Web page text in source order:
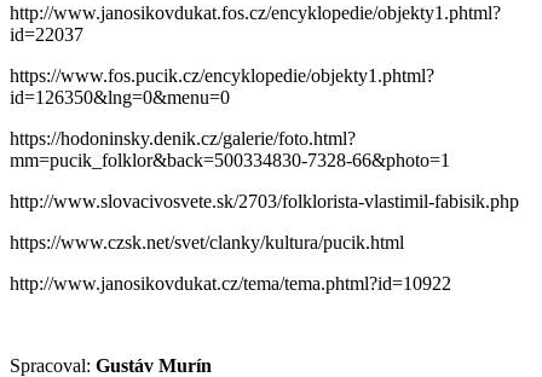
http://www.janosikovdukat.fos.cz/encyklopedie/objekty1.phtml?
id=22037
https://www.fos.pucik.cz/encyklopedie/objekty1.phtml?
id=126350&lng=0&menu=0
https://hodoninsky.denik.cz/galerie/foto.html?
mm=pucik_folklor&back=500334830-7328-66&photo=1
http://www.slovacivosvete.sk/2703/folklorista-vlastimil-fabisik.php
https://www.czsk.net/svet/clanky/kultura/pucik.html
http://www.janosikovdukat.cz/tema/tema.phtml?id=10922
Spracoval: Gustáv Murín